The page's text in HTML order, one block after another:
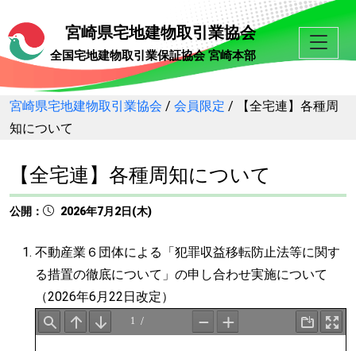
宮崎県宅地建物取引業協会
全国宅地建物取引業保証協会 宮崎本部
宮崎県宅地建物取引業協会 / 会員限定 /
【全宅連】各種周
知について
【全宅連】各種周知について
公開： 2026年7月2日(木)
不動産業６団体による「犯罪収益移転防止法等に関す
る措置の徹底について」の申し合わせ実施について
（2026年6月22日改定）